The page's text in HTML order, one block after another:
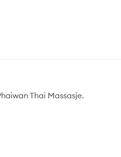
Thai Massasje.